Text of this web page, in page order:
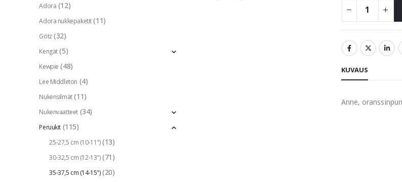
KUVAUS
Anne,
Adora (12)
Adora nukkepaketit (11)
Götz (32)
Kengät (5)
Kewpie (48)
Lee Middleton (4)
Nukensilmät (11)
Nukenvaatteet (34)
Peruukit (115)
25-27,5 cm (10-11") (13)
30-32,5 cm (12-13") (71)
35-37,5 cm (14-15") (20)